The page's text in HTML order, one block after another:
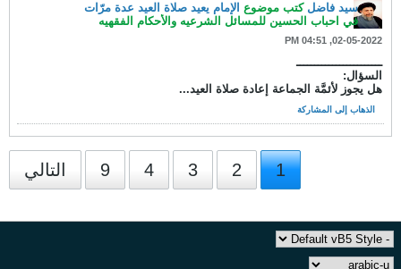
سيد فاضل كتب موضوع الإمام يعيد صلاة العيد عدة مرّات
في احباب الحسين للمسائل الشرعيه والأحكام الفقهيه
02-05-2022, 04:51 PM
ــــــــــــــــــــــــ
السؤال:
هل يجوز لأئمَّة الجماعة إعادة صلاة العيد...
الذهاب إلى المشاركة
1
2
3
4
9 التالي